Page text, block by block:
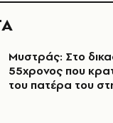
Μυστράς: Στο
55χρονος που
του πατέρα του